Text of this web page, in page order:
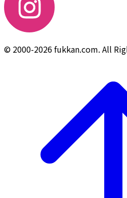
© 2000-2026 fukkan.com. All